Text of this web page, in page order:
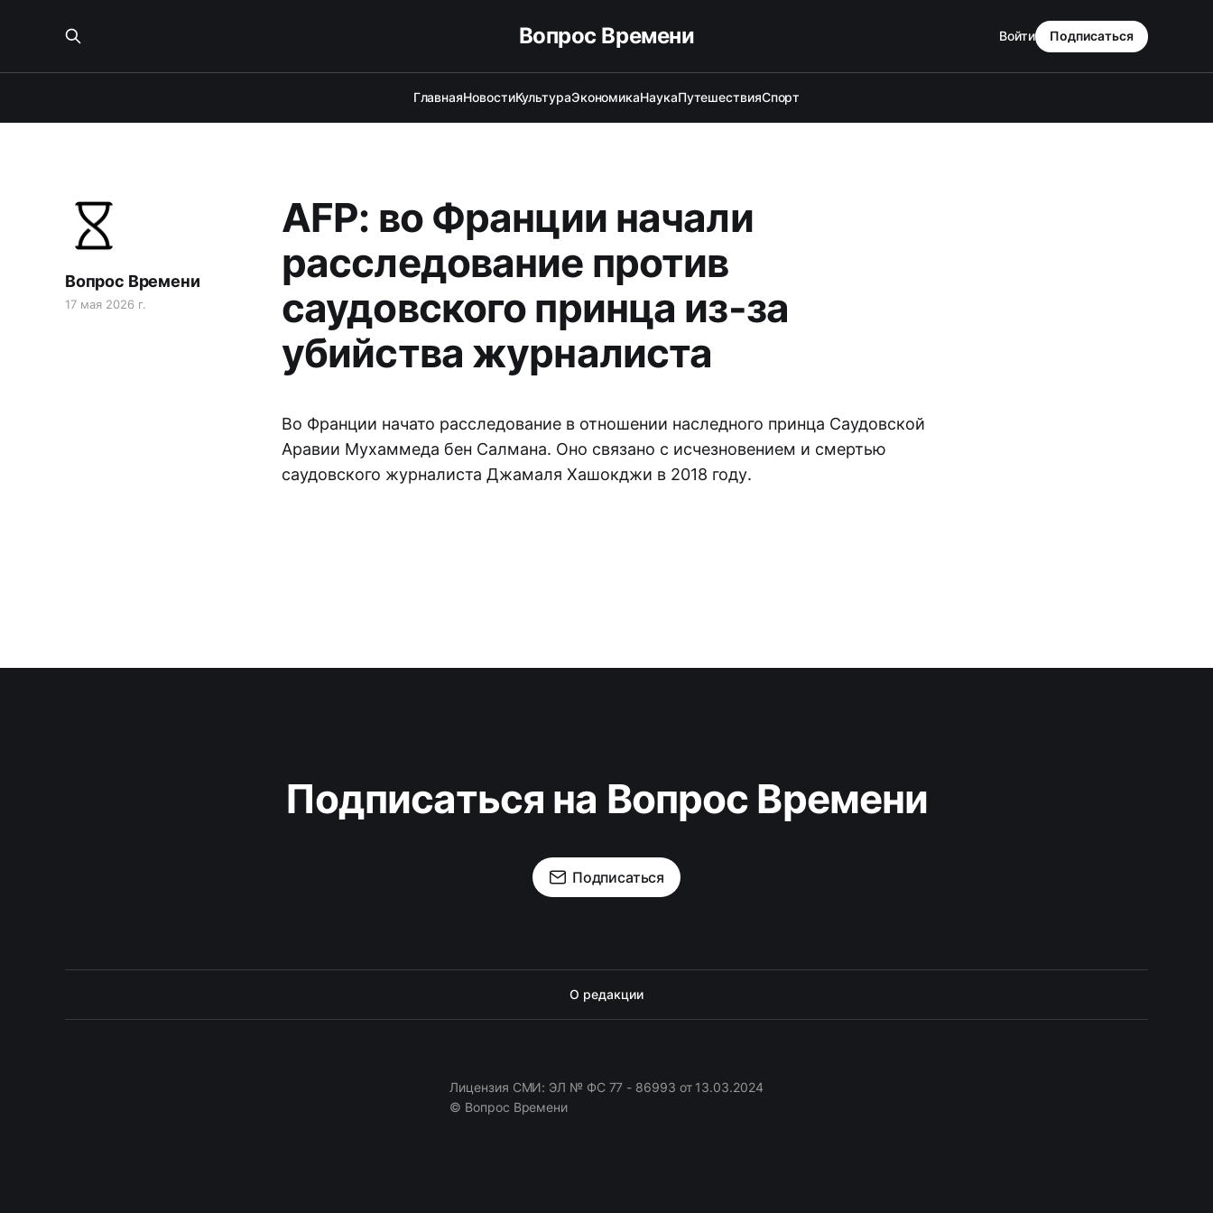
Вопрос Времени
ГлавнаяНовостиКультураЭкономикаНаукаПутешествияСпорт
Войти Подписаться
AFP: во Франции начали
расследование против
саудовского принца из-за
убийства журналиста
Вопрос Времени
17 мая 2026 г.
Во Франции начато расследование в отношении наследного принца Саудовской
Аравии Мухаммеда бен Салмана. Оно связано с исчезновением и смертью
саудовского журналиста Джамаля Хашокджи в 2018 году.
Подписаться на Вопрос Времени
Подписаться
О редакции
Лицензия СМИ: ЭЛ № ФС 77 - 86993 от 13.03.2024
© Вопрос Времени